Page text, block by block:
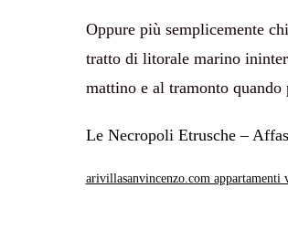
Oppure più semplicemente
tratto di litorale marino
mattino e al tramonto quando
Le Necropoli Etrusche –
arivillasanvincenzo.com appartamenti